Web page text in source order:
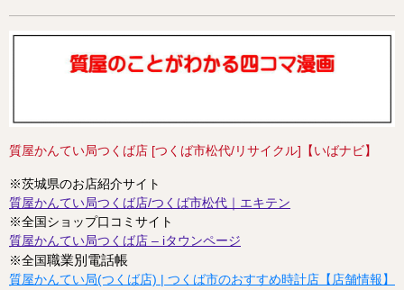
質屋かんてい局つくば店 [つくば市松代/リサイクル]【いばナビ】
※茨城県のお店紹介サイト
質屋かんてい局つくば店/つくば市松代｜エキテン
※全国ショップ口コミサイト
質屋かんてい局つくば店 – iタウンページ
※全国職業別電話帳
質屋かんてい局(つくば店) | つくば市のおすすめ時計店【店舗情報】